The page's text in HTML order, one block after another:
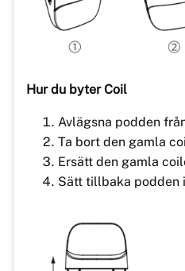
Hur du byter Coil
Avlägsna podden
Ta bort den gamla
Ersätt den gamla
Sätt tillbaka podden